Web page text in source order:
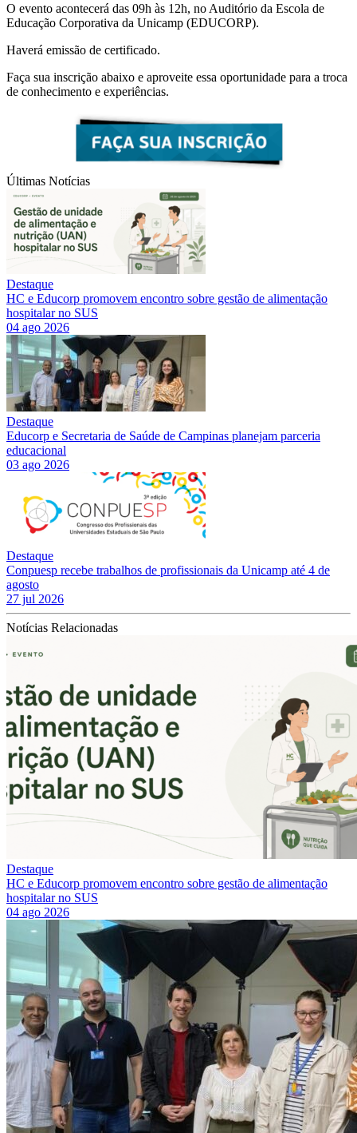
O evento acontecerá das 09h às 12h, no Auditório da Escola de
Educação Corporativa da Unicamp (EDUCORP).
Haverá emissão de certificado.
Faça sua inscrição abaixo e aproveite essa oportunidade para a troca
de conhecimento e experiências.
Últimas Notícias
Destaque
HC e Educorp promovem encontro sobre gestão de alimentação
hospitalar no SUS
04 ago 2026
Destaque
Educorp e Secretaria de Saúde de Campinas planejam parceria
educacional
03 ago 2026
Destaque
Conpuesp recebe trabalhos de profissionais da Unicamp até 4 de
agosto
27 jul 2026
Notícias Relacionadas
Destaque
HC e Educorp promovem encontro sobre gestão de alimentação
hospitalar no SUS
04 ago 2026